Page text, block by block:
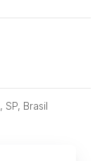
, SP, Brasil